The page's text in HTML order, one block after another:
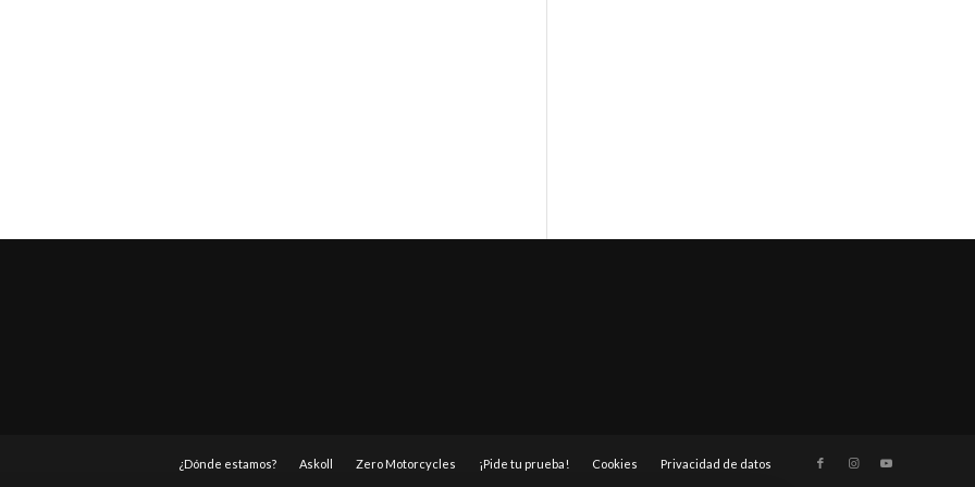
¿Dónde estamos? Askoll Zero Motorcycles ¡Pide tu prueba! Cookies Privacidad de datos